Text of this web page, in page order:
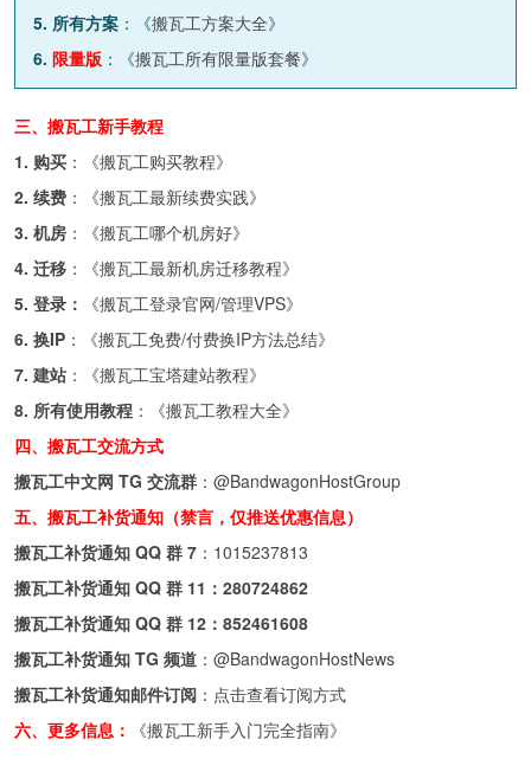
5. 所有方案 ：《搬瓦工方案大全》
6. 限量版 ：《搬瓦工所有限量版套餐》
三、搬瓦工新手教程
1. 购买 ：《搬瓦工购买教程》
2. 续费 ：《搬瓦工最新续费实践》
3. 机房 ：《搬瓦工哪个机房好》
4. 迁移 ：《搬瓦工最新机房迁移教程》
5. 登录：
《搬瓦工登录官网/管理VPS》
6. 换IP ：《搬瓦工免费/付费换IP方法总结》
7. 建站 ：《搬瓦工宝塔建站教程》
8. 所有使用教程 ：《搬瓦工教程大全》
四、搬瓦工交流方式
搬瓦工中文网 TG 交流群 ： @BandwagonHostGroup
五、搬瓦工补货通知（禁言，仅推送优惠信息）
搬瓦工补货通知 QQ 群 7 ： 1015237813
搬瓦工补货通知 QQ 群 11： 280724862
搬瓦工补货通知 QQ 群 12： 852461608
搬瓦工补货通知 TG 频道 ： @BandwagonHostNews
搬瓦工补货通知邮件订阅 ： 点击查看订阅方式
六、更多信息：
《搬瓦工新手入门完全指南》